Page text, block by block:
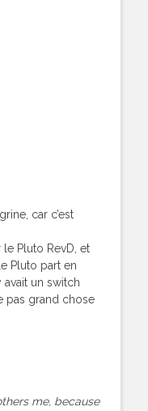
car c’est
Pluto RevD, et
Pluto part en
avait un switch
pas grand chose
me, because